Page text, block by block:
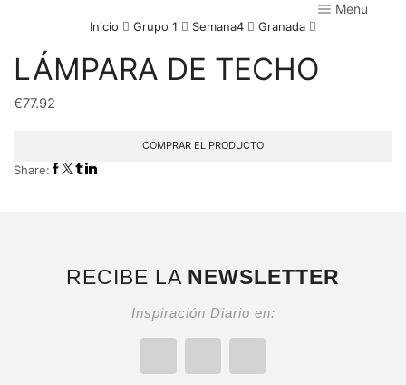
Menu
Inicio Grupo 1 Semana4 Granada
LÁMPARA DE TECHO
€77.92
COMPRAR EL PRODUCTO
Share:
RECIBE LA NEWSLETTER
Inspiración Diario en: